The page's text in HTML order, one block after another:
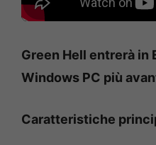
Green Hell entrerà in
Windows PC più
Caratteristiche